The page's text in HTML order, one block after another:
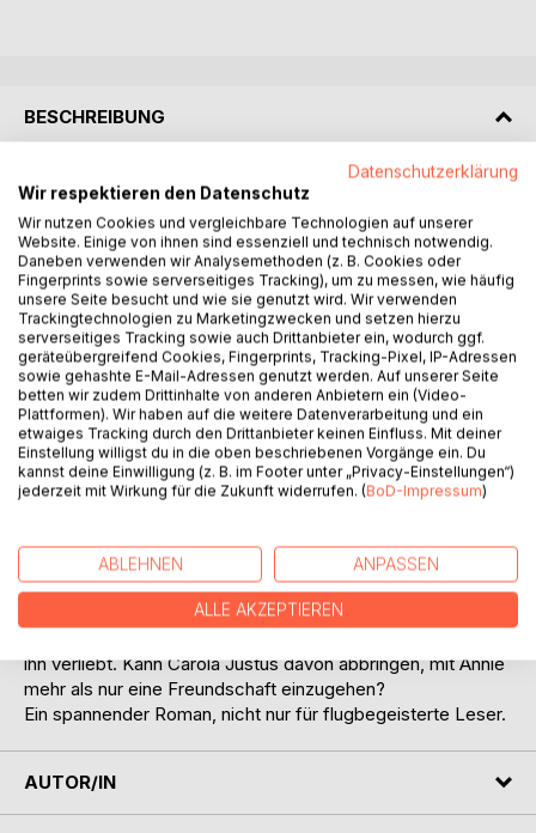
BESCHREIBUNG
Der 49-jährige Journalist und Privatpilot Justus Sessenroth
befindet sich in einer Lebenskrise, als ihn ein Brief der ihm
unbekannten Namensvetterin Annie Sessenroth aus
Milwaukee, Wisconsin, USA, erreicht. Die Klärung der
Frage, ob Annie mit Justus verwandt ist und ob ihre
deutschen Vorfahren, nicht wie Justus Familie aus Thalfeld
im Westerwald, sondern aus einem anderen Ort stammten,
vielleicht sogar aus dem verträumten Ort Sessenroth in der
Eifel, führt die beiden zurück in die Vergangenheit. Was hat
die Bruchlandung eines amerikanischen Bombers im
Westerwald Anfang März 1945 mit Annies deutschen
Vorfahren zu tun?
Justus, der beruflich in die USA reisen muss, um eine
verliebt sich Hals über Kopf in die hübsche, zehn Jahre
jüngere Annie, die im Hauptberuf als Stewardess tätig ist.
Justus gerät in einen Konflikt, denn kurz vor seiner Reise in
ihn verliebt. Kann Carola Justus davon abbringen, mit Annie
mehr als nur eine Freundschaft einzugehen?
Ein spannender Roman, nicht nur für flugbegeisterte Leser.
AUTOR/IN
Datenschutzerklärung
Wir respektieren den Datenschutz
Wir nutzen Cookies und vergleichbare Technologien auf unserer
Website. Einige von ihnen sind essenziell und technisch notwendig.
Daneben verwenden wir Analysemethoden (z. B. Cookies oder
Fingerprints sowie serverseitiges Tracking), um zu messen, wie häufig
unsere Seite besucht und wie sie genutzt wird. Wir verwenden
Trackingtechnologien zu Marketingzwecken und setzen hierzu
serverseitiges Tracking sowie auch Drittanbieter ein, wodurch ggf.
geräteübergreifend Cookies, Fingerprints, Tracking-Pixel, IP-Adressen
sowie gehashte E-Mail-Adressen genutzt werden. Auf unserer Seite
betten wir zudem Drittinhalte von anderen Anbietern ein (Video-
Plattformen). Wir haben auf die weitere Datenverarbeitung und ein
etwaiges Tracking durch den Drittanbieter keinen Einfluss. Mit deiner
Einstellung willigst du in die oben beschriebenen Vorgänge ein. Du
kannst deine Einwilligung (z. B. im Footer unter „Privacy-Einstellungen“)
jederzeit mit Wirkung für die Zukunft widerrufen. (BoD-Impressum)
ABLEHNEN ANPASSEN
ALLE AKZEPTIEREN